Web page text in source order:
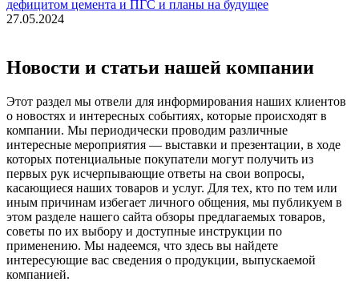
дефицитом цемента и ПГС и планы на будущее
27.05.2024
Новости и статьи нашей компании
Этот раздел мы отвели для информирования наших клиентов
о новостях и интересных событиях, которые происходят в
компании. Мы периодически проводим различные
интересные мероприятия — выставки и презентации, в ходе
которых потенциальные покупатели могут получить из
первых рук исчерпывающие ответы на свои вопросы,
касающиеся наших товаров и услуг. Для тех, кто по тем или
иным причинам избегает личного общения, мы публикуем в
этом разделе нашего сайта обзоры предлагаемых товаров,
советы по их выбору и доступные инструкции по
применению. Мы надеемся, что здесь вы найдете
интересующие вас сведения о продукции, выпускаемой
компанией.